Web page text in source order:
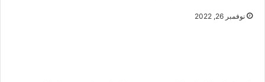
نوفمبر 26, 2022